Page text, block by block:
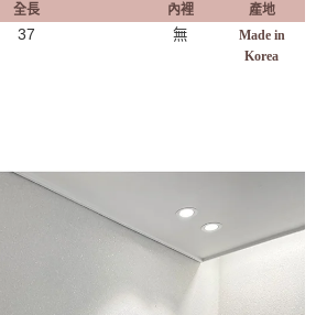
全長 內裡 產地
37 無
Made in
Korea